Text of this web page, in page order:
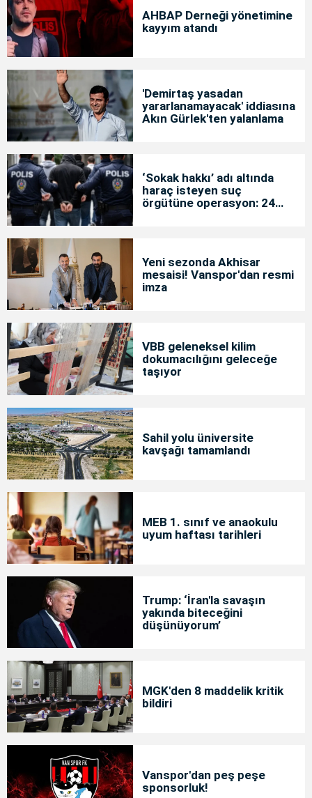
AHBAP Derneği yönetimine
kayyım atandı
'Demirtaş yasadan
yararlanamayacak' iddiasına
Akın Gürlek'ten yalanlama
‘Sokak hakkı’ adı altında
haraç isteyen suç
örgütüne operasyon: 24
Yeni sezonda Akhisar
mesaisi! Vanspor'dan resmi
imza
VBB geleneksel kilim
dokumacılığını geleceğe
taşıyor
Sahil yolu üniversite
kavşağı tamamlandı
MEB 1. sınıf ve anaokulu
uyum haftası tarihleri
Trump: ‘İran'la savaşın
yakında biteceğini
düşünüyorum’
MGK'den 8 maddelik kritik
bildiri
Vanspor'dan peş peşe
sponsorluk!